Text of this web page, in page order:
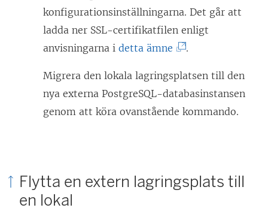
konfigurationsinställningarna. Det går att
ladda ner SSL-certifikatfilen enligt
anvisningarna i detta ämne
ä
p
.
Migrera den lokala lagringsplatsen till den
nya externa PostgreSQL-databasinstansen
genom att köra ovanstående kommando.
Flytta en extern lagringsplats till
en lokal